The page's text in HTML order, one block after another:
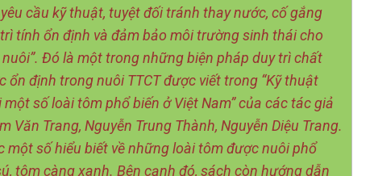
cầu kỹ thuật, tuyệt đối tránh thay nước, cố gắng
tính ổn định và đảm bảo môi trường sinh thái cho
Đó là một trong những biện pháp duy trì chất
ổn định trong nuôi TTCT được viết trong “Kỹ thuật
một số loài tôm phổ biến ở Việt Nam” của các tác giả
Văn Trang, Nguyễn Trung Thành, Nguyễn Diệu Trang.
một số hiểu biết về những loài tôm được nuôi phổ
tôm càng xanh. Bên cạnh đó, sách còn hướng dẫn